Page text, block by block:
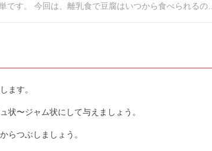
です。 今回は、離乳食で豆腐はいつから食べられるのか
ます。
状〜ジャム状にして与えましょう。
らつぶしましょう。